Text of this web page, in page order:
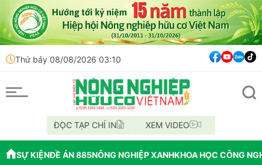
Thứ bảy 08/08/2026 03:10
ĐỌC TẠP CHÍ IN XEM VIDEO
SỰ KIỆNĐỀ ÁN 885NÔNG NGHIỆP XANHKHOA HỌC CÔNG